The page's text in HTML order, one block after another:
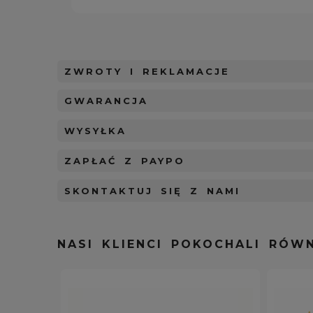
ZWROTY I REKLAMACJE
GWARANCJA
WYSYŁKA
ZAPŁAĆ Z PAYPO
SKONTAKTUJ SIĘ Z NAMI
NASI KLIENCI POKOCHALI